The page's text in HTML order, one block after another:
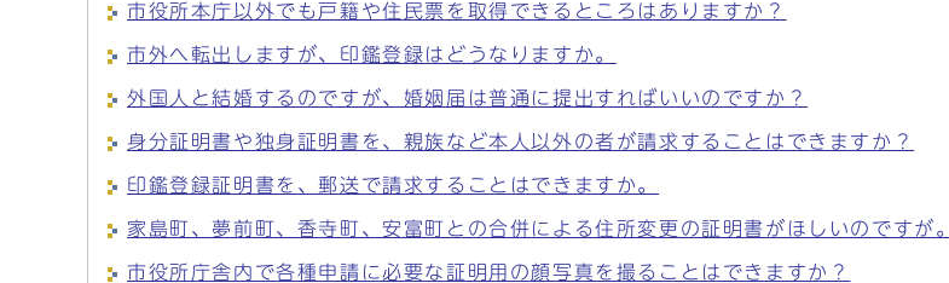
市役所本庁以外でも戸籍や住民票を取得できるところはありますか？
市外へ転出しますが、印鑑登録はどうなりますか。
外国人と結婚するのですが、婚姻届は普通に提出すればいいのですか？
身分証明書や独身証明書を、親族など本人以外の者が請求することはできますか？
印鑑登録証明書を、郵送で請求することはできますか。
家島町、夢前町、香寺町、安富町との合併による住所変更の証明書がほしいのですが。
市役所庁舎内で各種申請に必要な証明用の顔写真を撮ることはできますか？